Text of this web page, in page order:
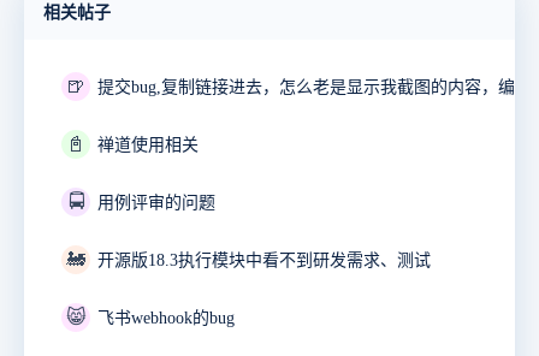
相关帖子
🍺
📓 禅道使用相关
🚍 用例评审的问题
🚂 开源版18.3执行模块中看不到研发需求、测试
😸 飞书webhook的bug